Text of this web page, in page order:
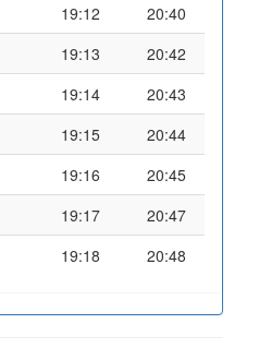
19:12
20:40
19:13
20:42
19:14
20:43
19:15
20:44
19:16
20:45
19:17
20:47
19:18 20:48